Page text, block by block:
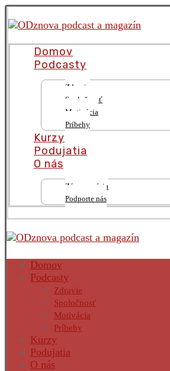
Domov
Podcasty
Zdravie
Spoločnosť
Motivácia
Príbehy
Kurzy
Podujatia
O nás
Zámer a vízia
Podporte nás
Domov
Podcasty
Zdravie
Spoločnosť
Motivácia
Príbehy
Kurzy
Podujatia
O nás